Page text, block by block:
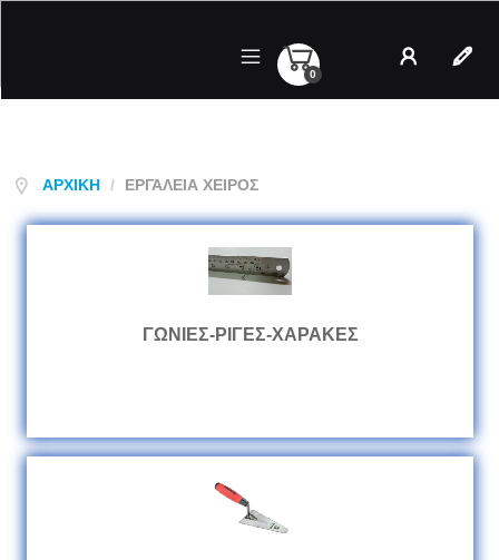
Λογαριασμός
0
ΑΡΧΙΚΉ / ΕΡΓΑΛΕΊΑ ΧΕΙΡΌΣ
ΓΩΝΙΕΣ-ΡΙΓΕΣ-ΧΑΡΑΚΕΣ